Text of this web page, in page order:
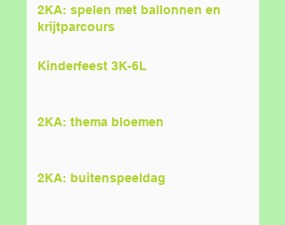
2KA: spelen met ballonnen en
krijtparcours
Kinderfeest 3K-6L
2KA: thema bloemen
2KA: buitenspeeldag